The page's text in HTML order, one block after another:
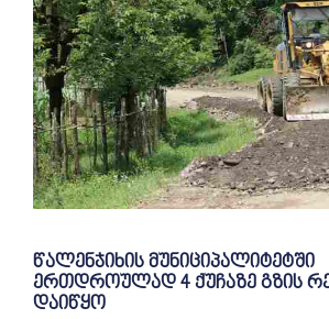
წალენჯიხის მუნიციპალიტეტში
ერთდროულად 4 ქუჩაზე გზის
დაიწყო